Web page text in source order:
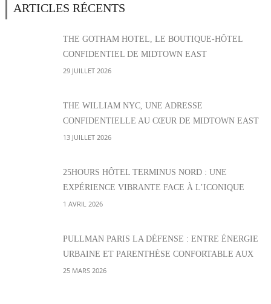
ARTICLES RÉCENTS
THE GOTHAM HOTEL, LE BOUTIQUE-HÔTEL
CONFIDENTIEL DE MIDTOWN EAST
29 JUILLET 2026
THE WILLIAM NYC, UNE ADRESSE
CONFIDENTIELLE AU CŒUR DE MIDTOWN EAST
13 JUILLET 2026
25HOURS HÔTEL TERMINUS NORD : UNE
EXPÉRIENCE VIBRANTE FACE À L’ICONIQUE
GARE PARISIENNE
1 AVRIL 2026
PULLMAN PARIS LA DÉFENSE : ENTRE ÉNERGIE
URBAINE ET PARENTHÈSE CONFORTABLE AUX
PORTES DE PARIS
25 MARS 2026